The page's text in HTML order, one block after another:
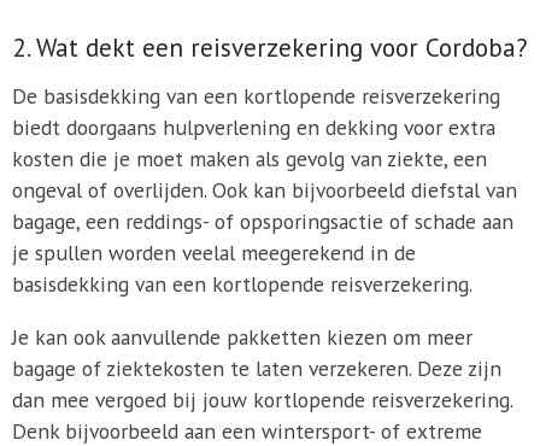
2. Wat dekt een reisverzekering voor Cordoba?
De basisdekking van een kortlopende reisverzekering
biedt doorgaans hulpverlening en dekking voor extra
kosten die je moet maken als gevolg van ziekte, een
ongeval of overlijden. Ook kan bijvoorbeeld diefstal van
bagage, een reddings- of opsporingsactie of schade aan
je spullen worden veelal meegerekend in de
basisdekking van een kortlopende reisverzekering.
Je kan ook aanvullende pakketten kiezen om meer
bagage of ziektekosten te laten verzekeren. Deze zijn
dan mee vergoed bij jouw kortlopende reisverzekering.
Denk bijvoorbeeld aan een wintersport- of extreme